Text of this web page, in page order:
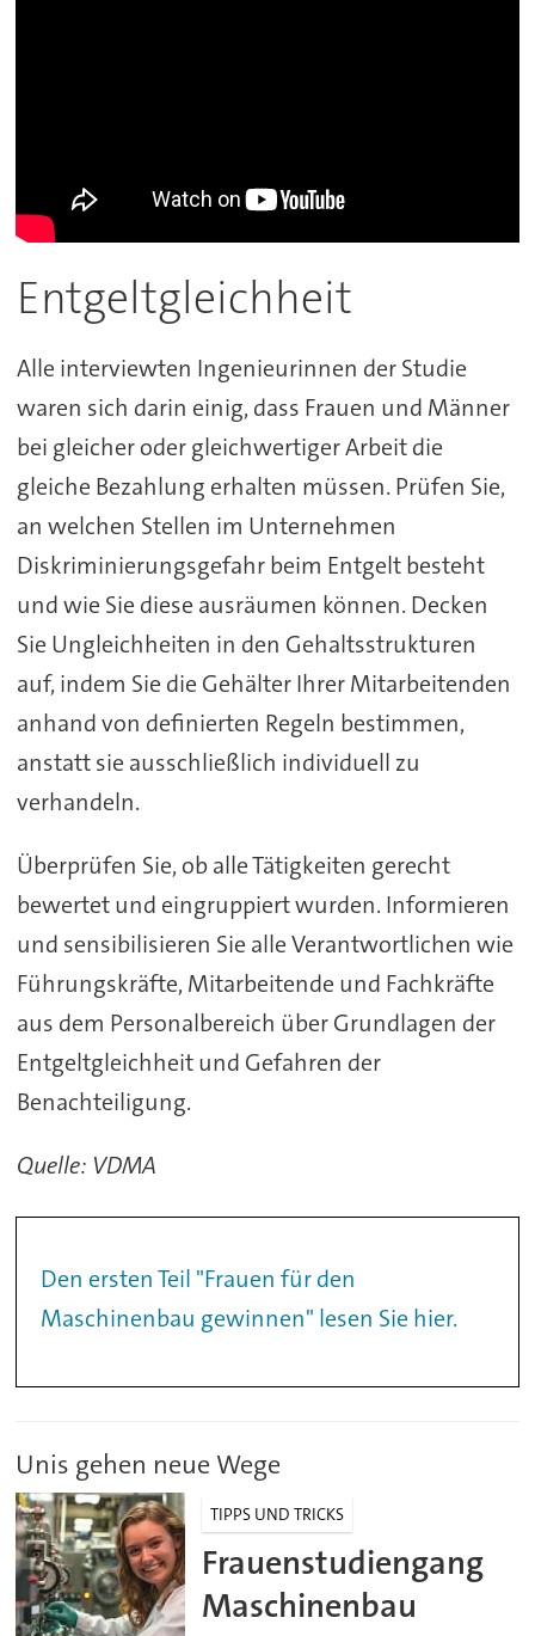
Entgeltgleichheit
Alle interviewten Ingenieurinnen der Studie
waren sich darin einig, dass Frauen und Männer
bei gleicher oder gleichwertiger Arbeit die
gleiche Bezahlung erhalten müssen. Prüfen Sie,
an welchen Stellen im Unternehmen
Diskriminierungsgefahr beim Entgelt besteht
und wie Sie diese ausräumen können. Decken
Sie Ungleichheiten in den Gehaltsstrukturen
auf, indem Sie die Gehälter Ihrer Mitarbeitenden
anhand von definierten Regeln bestimmen,
anstatt sie ausschließlich individuell zu
verhandeln.
Überprüfen Sie, ob alle Tätigkeiten gerecht
bewertet und eingruppiert wurden. Informieren
und sensibilisieren Sie alle Verantwortlichen wie
Führungskräfte, Mitarbeitende und Fachkräfte
aus dem Personalbereich über Grundlagen der
Entgeltgleichheit und Gefahren der
Benachteiligung.
Quelle: VDMA
Den ersten Teil "Frauen für den
Maschinenbau gewinnen" lesen Sie hier.
Unis gehen neue Wege
TIPPS UND TRICKS
Frauenstudiengang
Maschinenbau